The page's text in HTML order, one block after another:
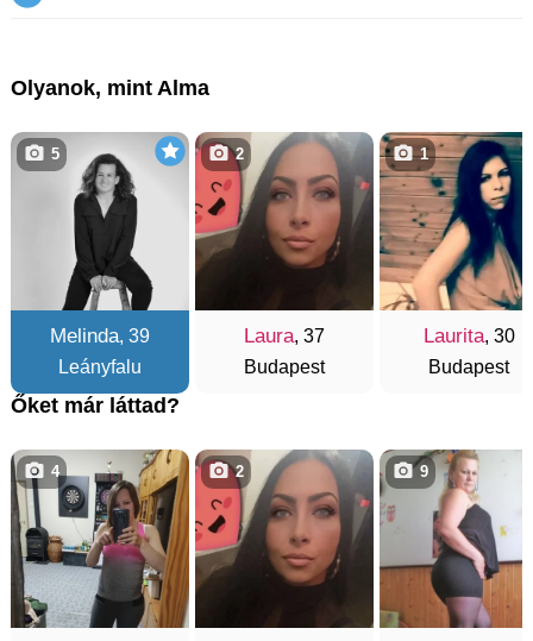
Olyanok, mint Alma
Melinda, 39
Leányfalu
5
Laura, 37
Budapest
2
Laurita, 30
Budapest
1
Őket már láttad?
4 2 9